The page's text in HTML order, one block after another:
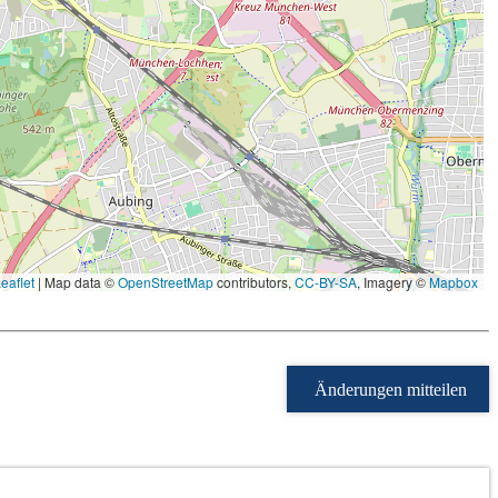
| Map data ©OpenStreetMapcontributors, CC-BY-SA, Imagery ©Mapbox
Änderungen mitteilen